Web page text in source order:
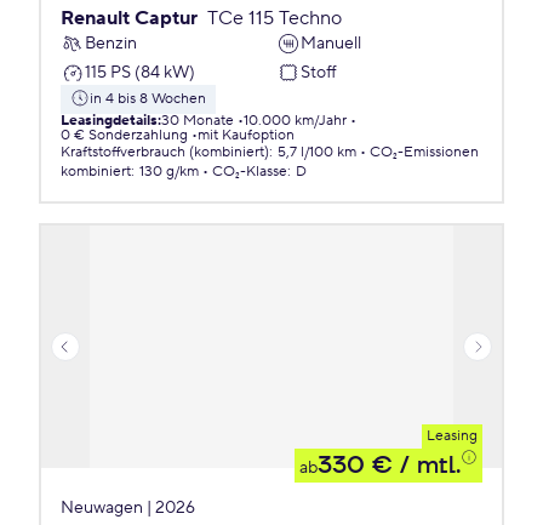
Renault Captur TCe 115 Techno
Benzin
Manuell
115 PS (84 kW)
Stoff
in 4 bis 8 Wochen
Leasingdetails:30 Monate 10.000 km/Jahr
0 € Sonderzahlung
mit Kaufoption
Kraftstoffverbrauch (kombiniert): 5,7 l/100 km
CO₂-Emissionen
kombiniert: 130 g/km CO₂-Klasse: D
Leasing
ab330 € / mtl.
Neuwagen | 2026